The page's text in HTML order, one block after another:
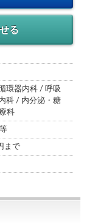
る
環器内科 / 呼吸
科 / 内分泌・糖
科
まで